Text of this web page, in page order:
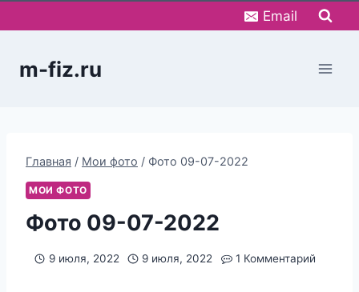
к
Email
m-fiz.ru
Главная / Мои фото / Фото 09-07-2022
МОИ ФОТО
Фото 09-07-2022
9 июля, 2022 9 июля, 2022 1 Комментарий